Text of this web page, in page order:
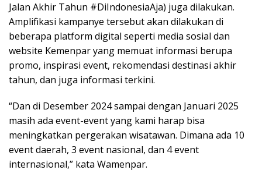
Jalan Akhir Tahun #DiIndonesiaAja) juga dilakukan.
Amplifikasi kampanye tersebut akan dilakukan di
beberapa platform digital seperti media sosial dan
website Kemenpar yang memuat informasi berupa
promo, inspirasi event, rekomendasi destinasi akhir
tahun, dan juga informasi terkini.
“Dan di Desember 2024 sampai dengan Januari 2025
masih ada event-event yang kami harap bisa
meningkatkan pergerakan wisatawan. Dimana ada 10
event daerah, 3 event nasional, dan 4 event
internasional,” kata Wamenpar.